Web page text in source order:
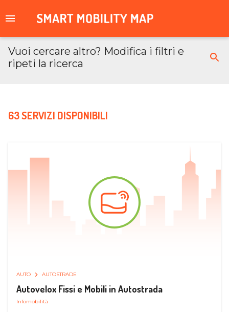
Vuoi cercare altro? Modifica i filtri e
ripeti la ricerca
63 SERVIZI DISPONIBILI
AUTO AUTOSTRADE
Autovelox Fissi e Mobili in Autostrada
Infomobilità